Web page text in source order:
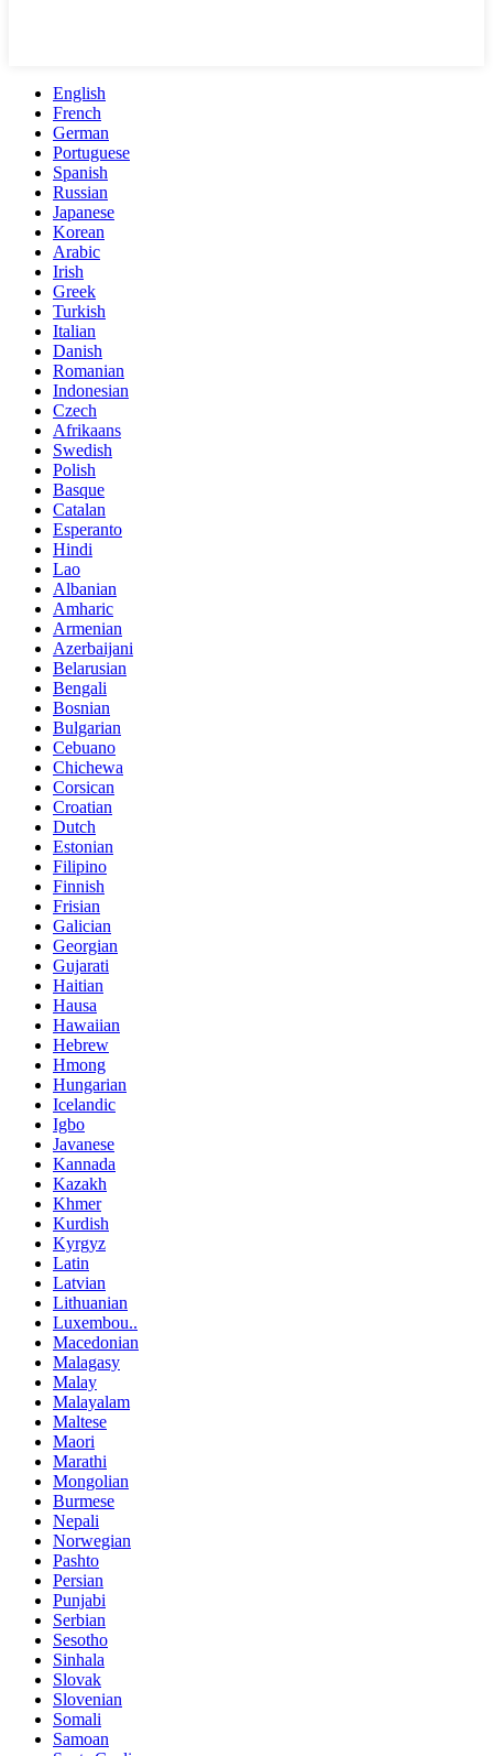
English
French
German
Portuguese
Spanish
Russian
Japanese
Korean
Arabic
Irish
Greek
Turkish
Italian
Danish
Romanian
Indonesian
Czech
Afrikaans
Swedish
Polish
Basque
Catalan
Esperanto
Hindi
Lao
Albanian
Amharic
Armenian
Azerbaijani
Belarusian
Bengali
Bosnian
Bulgarian
Cebuano
Chichewa
Corsican
Croatian
Dutch
Estonian
Filipino
Finnish
Frisian
Galician
Georgian
Gujarati
Haitian
Hausa
Hawaiian
Hebrew
Hmong
Hungarian
Icelandic
Igbo
Javanese
Kannada
Kazakh
Khmer
Kurdish
Kyrgyz
Latin
Latvian
Lithuanian
Luxembou..
Macedonian
Malagasy
Malay
Malayalam
Maltese
Maori
Marathi
Mongolian
Burmese
Nepali
Norwegian
Pashto
Persian
Punjabi
Serbian
Sesotho
Sinhala
Slovak
Slovenian
Somali
Samoan